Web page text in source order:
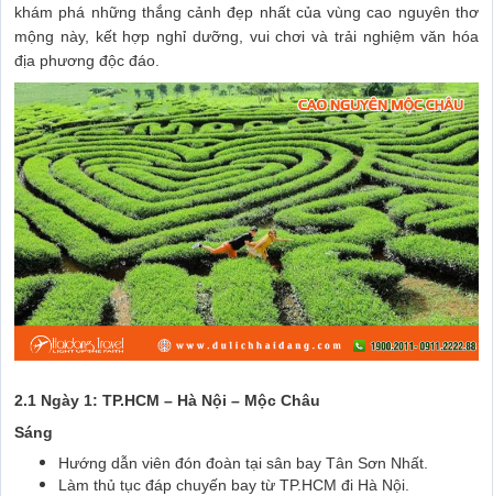
khám phá những thắng cảnh đẹp nhất của vùng cao nguyên thơ
mộng này, kết hợp nghỉ dưỡng, vui chơi và trải nghiệm văn hóa
địa phương độc đáo.
2.1 Ngày 1: TP.HCM – Hà Nội – Mộc Châu
Sáng
Hướng dẫn viên đón đoàn tại sân bay Tân Sơn Nhất.
Làm thủ tục đáp chuyến bay từ TP.HCM đi Hà Nội.